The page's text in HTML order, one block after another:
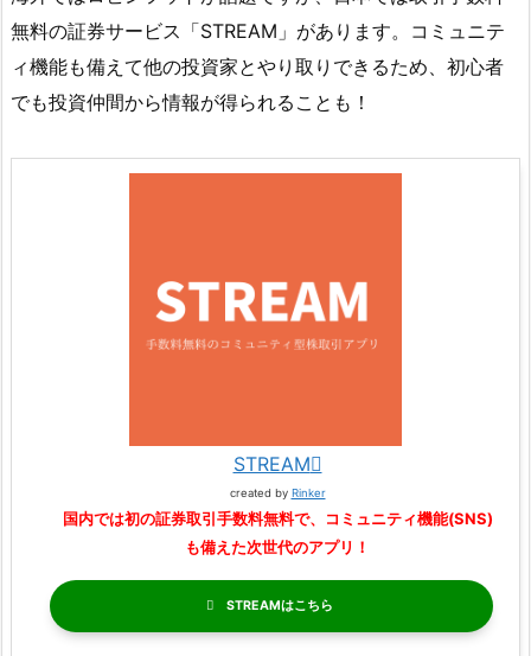
無料の証券サービス「STREAM」があります。コミュニテ
ィ機能も備えて他の投資家とやり取りできるため、初心者
でも投資仲間から情報が得られることも！
STREAM
created by Rinker
国内では初の証券取引手数料無料で、コミュニティ機能(SNS)
も備えた次世代のアプリ！
STREAM